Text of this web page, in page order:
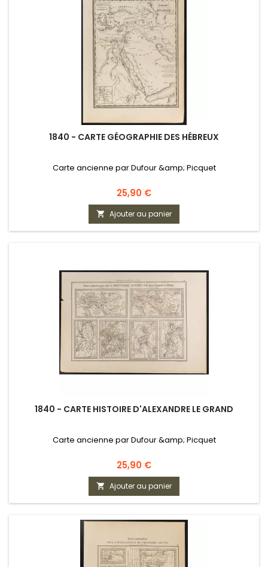
1840 - CARTE GÉOGRAPHIE DES HÉBREUX
Carte ancienne par Dufour &amp; Picquet
Prix
25,90 €
 Ajouter au panier
1840 - CARTE HISTOIRE D'ALEXANDRE LE GRAND
Carte ancienne par Dufour &amp; Picquet
Prix
25,90 €
 Ajouter au panier